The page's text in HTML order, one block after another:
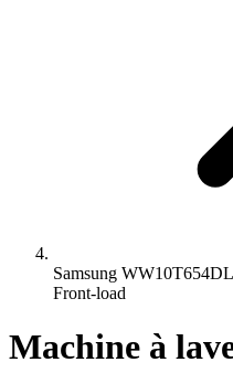
Samsung
Front-load
Machine à